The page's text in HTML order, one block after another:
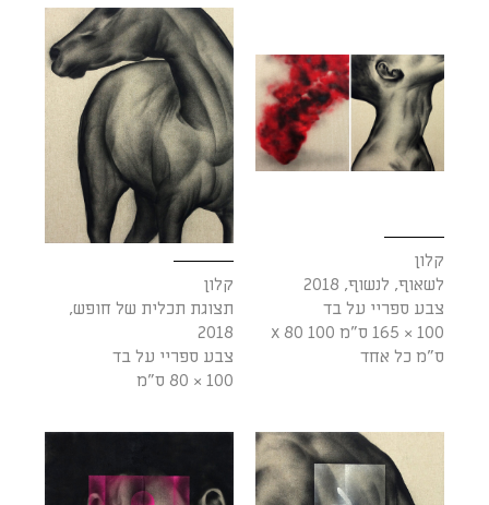
קלון
לשאוף, לנשוף, 2018
צבע ספריי על בד
100 × 165 ס"מ 100 x 80
ס"מ כל אחד
קלון
תצוגת תכלית של חופש,
2018
צבע ספריי על בד
100 × 80 ס"מ